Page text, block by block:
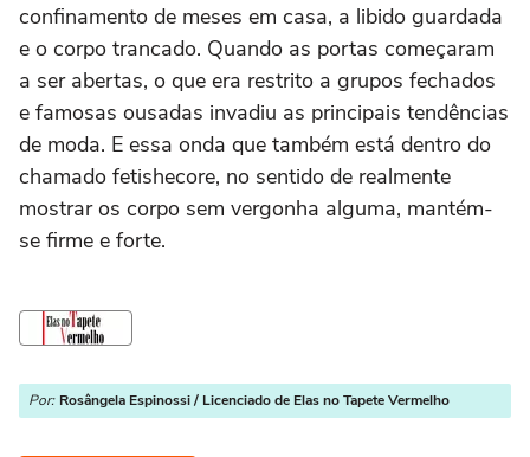
confinamento de meses em casa, a libido guardada
e o corpo trancado. Quando as portas começaram
a ser abertas, o que era restrito a grupos fechados
e famosas ousadas invadiu as principais tendências
de moda. E essa onda que também está dentro do
chamado fetishecore, no sentido de realmente
mostrar os corpo sem vergonha alguma, mantém-
se firme e forte.
Por: Rosângela Espinossi / Licenciado de Elas no Tapete Vermelho